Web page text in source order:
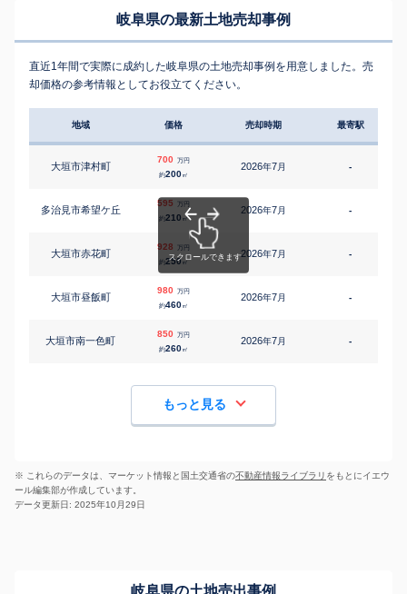
岐阜県の最新土地売却事例
直近1年間で実際に成約した岐阜県の土地売却事例を用意しました。売
却価格の参考情報としてお役立てください。
地域 価格 売却時期 最寄駅
大垣市津村町
700 万円
約200㎡
2026年7月 -
多治見市希望ケ丘
595 万円
約210 ㎡
2026年7月 -
大垣市赤花町
928 万円
約250㎡
2026年7月 -
大垣市昼飯町
980 万円
約460㎡
2026年7月 -
大垣市南一色町
850 万円
約260㎡
2026年7月 -
もっと見る
※ これらのデータは、マーケット情報と国土交通省の不動産情報ライブラリ をもとにイエウ
ール編集部が作成しています。
データ更新日: 2025年10月29日
岐阜県の土地売出事例